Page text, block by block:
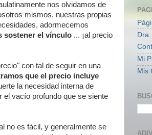
nos olvidamos de
mismos, nuestras propias
adormecemos
sostener el vínculo ... ¡al precio
con tal de seguir en una
que el precio incluye
la necesidad interna de
el vacío profundo que se siente
no es fácil, y generalmente se
Mi
Mis